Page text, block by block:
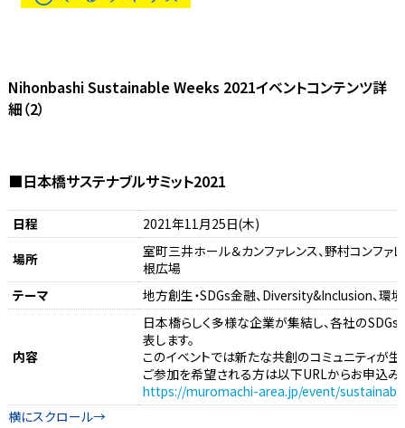
Nihonbashi Sustainable Weeks 2021イベントコンテンツ詳
細（2）
■日本橋サステナブルサミット2021
日程
2021年11月25日(木)
場所
室町三井ホール＆カンファレンス、野村コンファ
根広場
テーマ
地方創生・SDGs金融、Diversity&Inclusion、環
内容
日本橋らしく多様な企業が集結し、各社の
表します。
このイベントでは新たな共創のコミュニティが生
ご参加を希望される方は以下URLからお申込み
https://muromachi-area.jp/event/